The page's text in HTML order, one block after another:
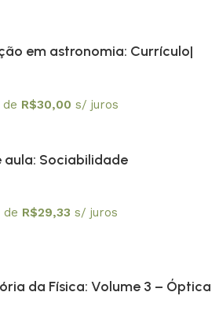
em astronomia: Currículo|
na Prática de Ensino de
de R$30,00 s/ juros
aula: Sociabilidade
de R$29,33 s/ juros
da Física: Volume 3 – Óptica